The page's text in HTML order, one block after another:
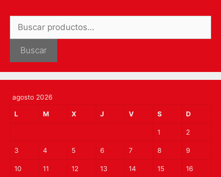
Buscar
Buscar
agosto 2026
L M X J V S D
1 2
3 4 5 6 7 8 9
10 11 12 13 14 15 16